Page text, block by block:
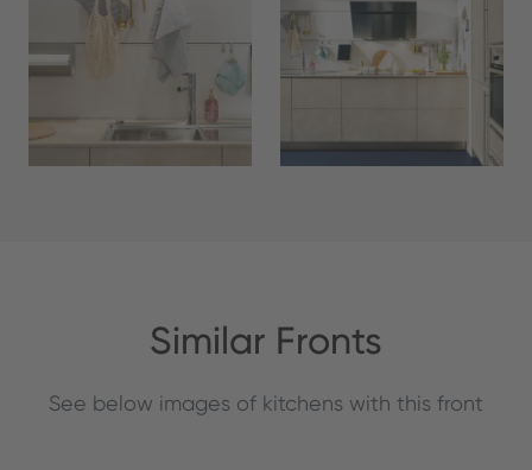
Similar Fronts
See below images of kitchens with this front